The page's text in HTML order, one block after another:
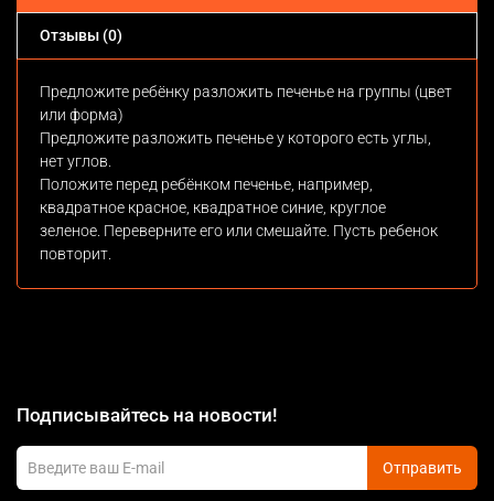
Отзывы (0)
Предложите ребёнку разложить печенье на группы (цвет
или форма)
Предложите разложить печенье у которого есть углы,
нет углов.
Положите перед ребёнком печенье, например,
квадратное красное, квадратное синие, круглое
зеленое. Переверните его или смешайте. Пусть ребенок
повторит.
Подписывайтесь на новости!
Отправить